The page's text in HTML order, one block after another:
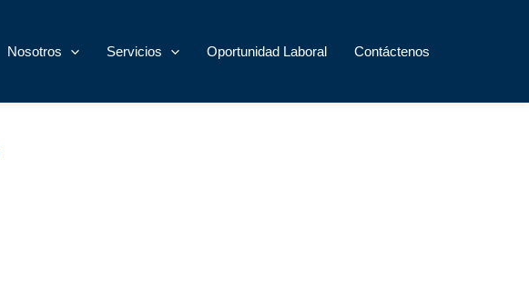
Nosotros Servicios Oportunidad Laboral Contáctenos